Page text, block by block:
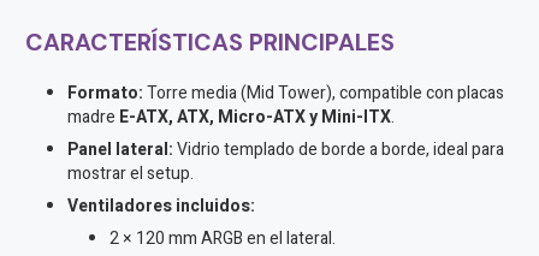
CARACTERÍSTICAS PRINCIPALES
Formato:Torre media (Mid Tower), compatible con placas
madre E-ATX, ATX, Micro-ATX y Mini-ITX.
Panel lateral:Vidrio templado de borde a borde, ideal para
mostrar el setup.
Ventiladores incluidos:
2 × 120 mm ARGB en el lateral.